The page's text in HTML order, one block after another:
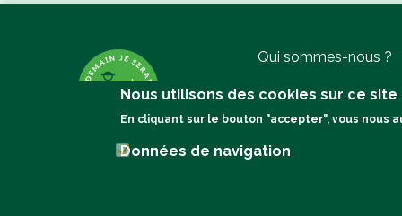
Qui sommes-nous ?
Activités
Membres
DJSP dans vos
Nous utilisons des cookies sur ce
En cliquant sur le bouton "accepter", vous nous
Données de navigation